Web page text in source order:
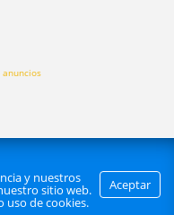
Aceptar
y nuestros
sitio web.
uso de cookies.
| GVANGA.COM 2015-2026 ©.